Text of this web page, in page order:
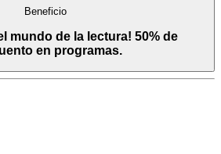
Beneficio
mundo de la lectura! 50% de
en programas.